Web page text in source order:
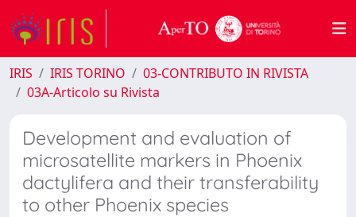
IRIS IRIS TORINO
03-CONTRIBUTO IN RIVISTA
03A-Articolo su Rivista
Development and evaluation of
microsatellite markers in Phoenix
dactylifera and their transferability
to other Phoenix species